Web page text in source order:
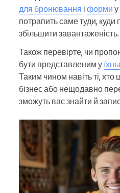
для бронювання і форми
потрапить саме туди, куди
збільшити завантаженість.
Також перевірте, чи
бути представленим у
Таким чином навіть ті,
бізнес або нещодавно
зможуть вас знайти й